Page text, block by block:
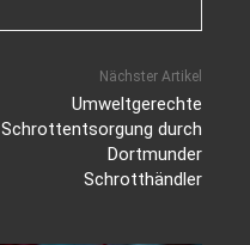
Nächster Artikel
Umweltgerechte
Schrottentsorgung durch
Dortmunder
Schrotthändler